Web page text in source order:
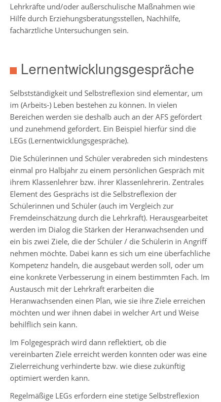
Schulgesundheitsfachkraft
Jahrgang
Jahrgang
6
Jahrgang
8
Jahrgang
9
Jahrgang
10
Intensivklasse
Elternvertretung
Schülervertretung
Schulsprecher/in
Schülerrat
Lehrkräfte und/oder außerschulische Maßnahmen wie
Hilfe durch Erziehungsberatungsstellen, Nachhilfe,
fachärztliche Untersuchungen sein.
Lernentwicklungsgespräche
Selbstständigkeit und Selbstreflexion sind elementar, um
im (Arbeits-) Leben bestehen zu können. In vielen
Bereichen werden sie deshalb auch an der AFS gefördert
und zunehmend gefordert. Ein Beispiel hierfür sind die
LEGs (Lernentwicklungsgespräche).
Die Schülerinnen und Schüler verabreden sich mindestens
einmal pro Halbjahr zu einem persönlichen Gespräch mit
ihrem Klassenlehrer bzw. ihrer Klassenlehrerin. Zentrales
Element des Gesprächs ist die Selbstreflexion der
Schülerinnen und Schüler (auch im Vergleich zur
Fremdeinschätzung durch die Lehrkraft). Herausgearbeitet
werden im Dialog die Stärken der Heranwachsenden und
ein bis zwei Ziele, die der Schüler / die Schülerin in Angriff
nehmen möchte. Dabei kann es sich um eine überfachliche
Kompetenz handeln, die ausgebaut werden soll, oder um
eine konkrete Verbesserung in einem bestimmten Fach. Im
Austausch mit der Lehrkraft erarbeiten die
Heranwachsenden einen Plan, wie sie ihre Ziele erreichen
möchten und wer ihnen dabei in welcher Art und Weise
behilflich sein kann.
Im Folgegespräch wird dann reflektiert, ob die
vereinbarten Ziele erreicht werden konnten oder was eine
Zielerreichung verhinderte bzw. wie diese zukünftig
optimiert werden kann.
Regelmäßige LEGs erfordern eine stetige Selbstreflexion